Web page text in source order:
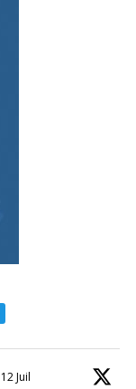
12 Juil